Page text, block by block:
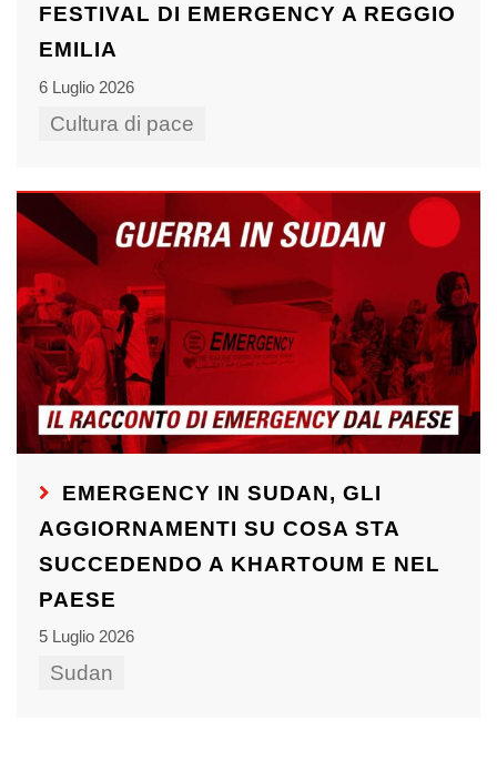
FESTIVAL DI EMERGENCY A REGGIO
EMILIA
6 Luglio 2026
Cultura di pace
EMERGENCY IN SUDAN, GLI
AGGIORNAMENTI SU COSA STA
SUCCEDENDO A KHARTOUM E NEL
PAESE
5 Luglio 2026
Sudan